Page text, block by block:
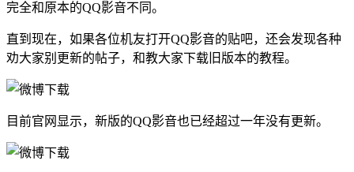
完全和原本的QQ影音不同。
直到现在，如果各位机友打开QQ影音的贴吧，还会发现各种
劝大家别更新的帖子，和教大家下载旧版本的教程。
目前官网显示，新版的QQ影音也已经超过一年没有更新。